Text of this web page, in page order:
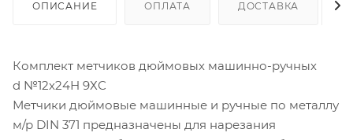
ОПИСАНИЕ ОПЛАТА ДОСТАВКА
Комплект метчиков дюймовых машинно-ручных
d №12х24Н 9ХС
Метчики дюймовые машинные и ручные по металлу
м/р DIN 371 предназначены для нарезания